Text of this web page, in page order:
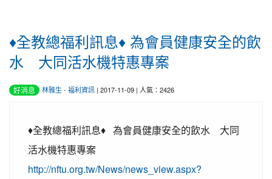
♦全教總福利訊息♦ 為會員健康安全的飲
水 大同活水機特惠專案
好消息 林雅生 - 福利資訊 | 2017-11-09 | 人氣：2426
♦全教總福利訊息♦ 為會員健康安全的飲水 大同
活水機特惠專案
http://nftu.org.tw/News/news_view.aspx?